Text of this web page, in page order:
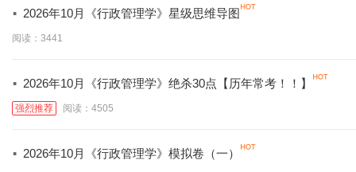
· 2026年10月《行政管理学》星级思维导图
阅读：3441
· 2026年10月《行政管理学》绝杀30点【历年常考！！】
强烈推荐 阅读：4505
· 2026年10月《行政管理学》模拟卷（一）